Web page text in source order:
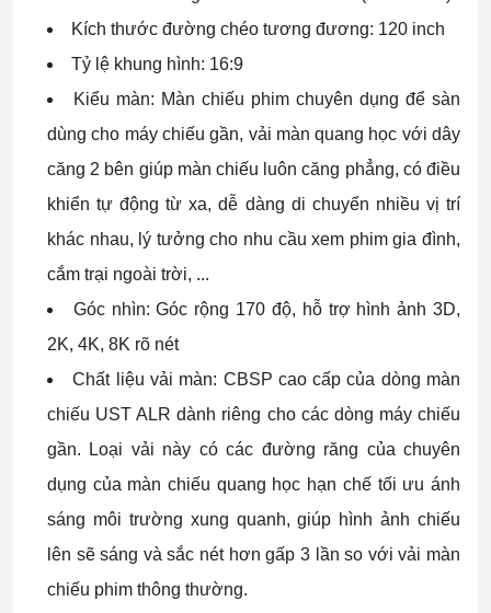
Kích thước đường chéo tương đương: 120 inch
Tỷ lệ khung hình: 16:9
Kiểu màn: Màn chiếu phim chuyên dụng để sàn
dùng cho máy chiếu gần, vải màn quang học với dây
căng 2 bên giúp màn chiếu luôn căng phẳng, có điều
khiển tự động từ xa, dễ dàng di chuyển nhiều vị trí
khác nhau, lý tưởng cho nhu cầu xem phim gia đình,
cắm trại ngoài trời, ...
Góc nhìn: Góc rộng 170 độ, hỗ trợ hình ảnh 3D,
2K, 4K, 8K rõ nét
Chất liệu vải màn: CBSP cao cấp của dòng màn
chiếu UST ALR dành riêng cho các dòng máy chiếu
gần. Loại vải này có các đường răng của chuyên
dụng của màn chiếu quang học hạn chế tối ưu ánh
sáng môi trường xung quanh, giúp hình ảnh chiếu
lên sẽ sáng và sắc nét hơn gấp 3 lần so với vải màn
chiếu phim thông thường.